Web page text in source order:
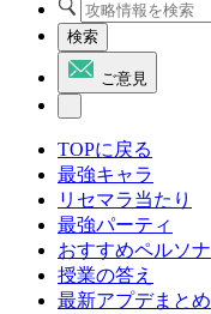
検索
ご意見
TOPに戻る
最強キャラ
リセマラ当たり
最強パーティ
おすすめペルソナ
授業の答え
最新アプデまとめ